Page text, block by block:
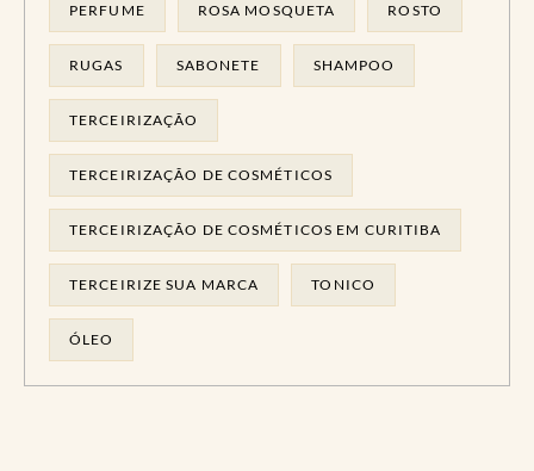
PERFUME ROSA MOSQUETA ROSTO
RUGAS SABONETE SHAMPOO
TERCEIRIZAÇÃO
TERCEIRIZAÇÃO DE COSMÉTICOS
TERCEIRIZAÇÃO DE COSMÉTICOS EM CURITIBA
TERCEIRIZE SUA MARCA TONICO
ÓLEO